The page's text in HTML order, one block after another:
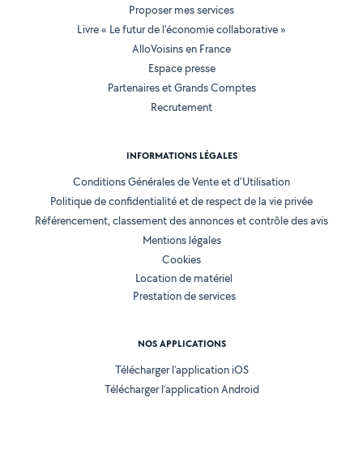
Proposer mes services
Livre « Le futur de l'économie collaborative »
AlloVoisins en France
Espace presse
Partenaires et Grands Comptes
Recrutement
INFORMATIONS LÉGALES
Conditions Générales de Vente et d'Utilisation
Politique de confidentialité et de respect de la vie privée
Référencement, classement des annonces et contrôle des avis
Mentions légales
Cookies
Location de matériel
Prestation de services
NOS APPLICATIONS
Télécharger l’application iOS
Télécharger l’application Android